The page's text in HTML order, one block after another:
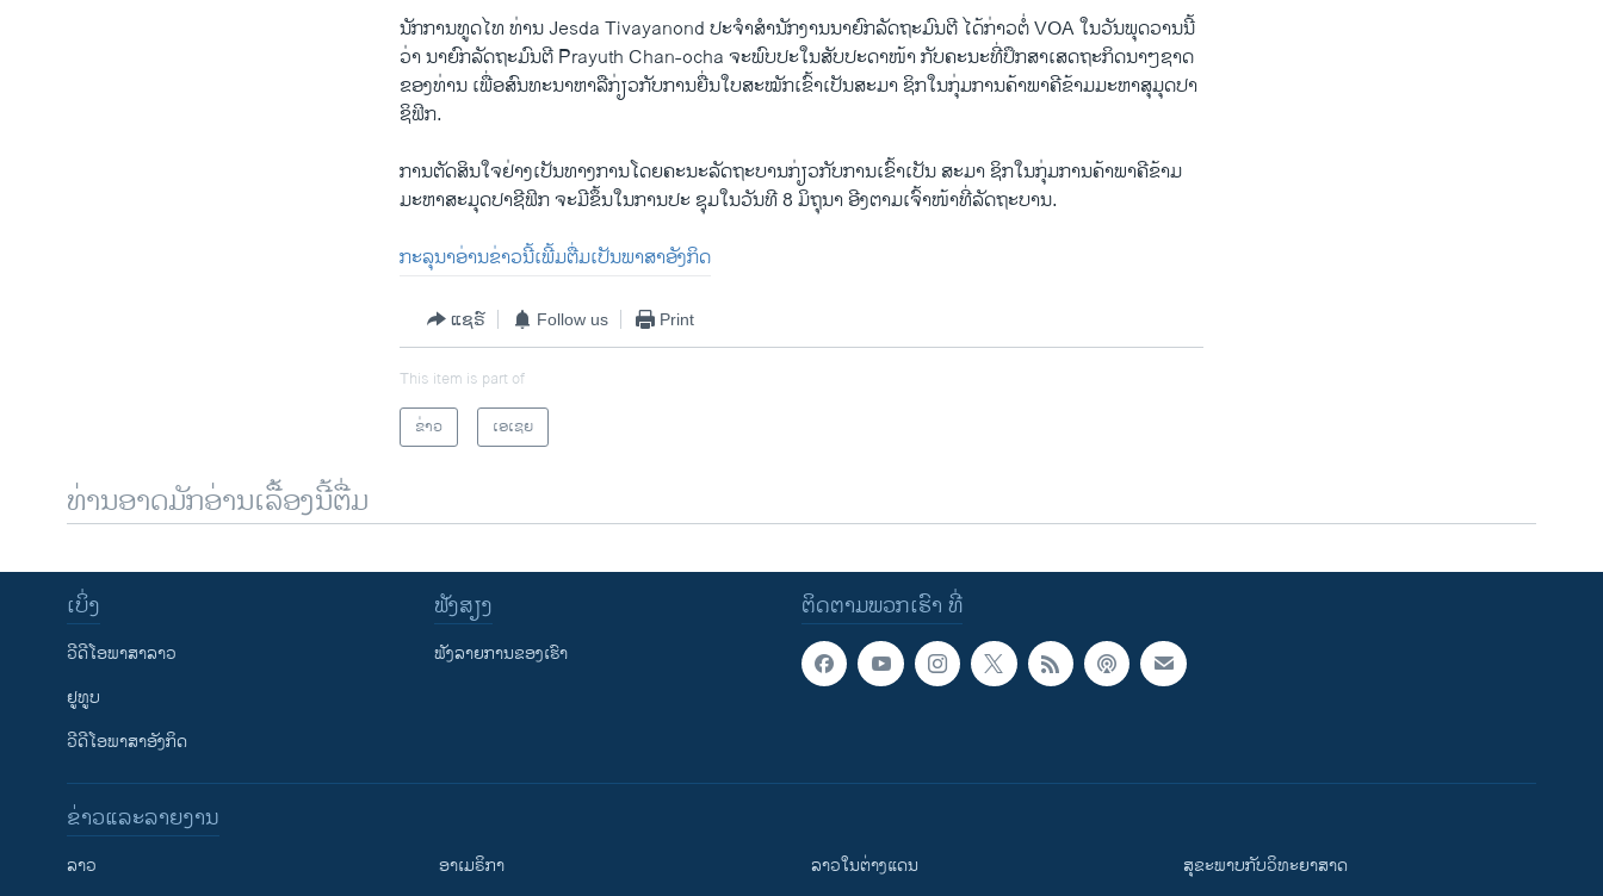
​ນັກການ​ທູດ​ໄທ ທ່ານ Jesda Tivayanond ປະຈຳ​ສຳນັກງານ​ນາຍົກລັດຖະມົນຕີ ​ໄດ້​ກ່າວ​ຕໍ່ VOA ​ໃນ​ວັນ​ພຸດ​ວານ​ນີ້
ວ່າ ນາຍົກລັດຖະມົນຕີ Prayuth Chan-ocha ຈະ​ພົບ​ປະ​ໃນ​ສັບປະດາ​ໜ້າ ກັບຄະນະ​ທີ່​ປຶກສາເສດຖະກິດນາໆ​ຊາດ
ຂອງ​ທ່ານ ​ເພື່ອ​ສົນທະນາ​ຫາລື​ກ່ຽວ​ກັບ​ການ​ຍື່ນ​ໃບ​ສະໝັກ​ເຂົ້າ​ເປັນ​ສະມາ ຊິກໃນ​ກຸ່ມ​ການ​ຄ້າ​ພາ​ຄີຂ້າມ​ມະຫາ​ສຸ​ມຸດປາ
ຊິ​ຟິກ.
ການ​ຕັດສິນ​ໃຈ​ຢ່າງ​ເປັນ​ທາງ​ການ​ໂດຍ​ຄະນະ​ລັດຖະບານ​ກ່ຽວ​ກັບ​ການ​ເຂົ້າ​ເປັນ ສະມາ ຊິກ​ໃນ​ກຸ່ມ​ການ​ຄ້າ​ພາຄີ​ຂ້າມ​
ມະຫາ​ສະມຸດ​ປາຊີ​ຟິກ ຈະ​ມີ​ຂຶ້ນ​ໃນ​ການ​ປະ ຊຸມ​ໃນ​ວັນ​ທີ 8 ມິຖຸນາ ອີງ​ຕາມເຈົ້າໜ້າ​ທີ່​ລັດຖະບານ.
ກະລຸນາ​ອ່ານ​ຂ່າວ​ນີ້​ເພີ້​ມຕື່ມ​ເປັນ​ພາສາ​ອັງກິດ
ແຊຣ໌ Follow us Print
This item is part of
ຂ່າວ
ເອເຊຍ
ທ່ານອາດມັກອ່ານເລື້ອງນີ້ຕື່ມ
ຕິດຕາມພວກເຮົາ ທີ່
ເບິ່ງ
ວີດີໂອພາສາລາວ
ຢູທູບ
ວີດີໂອພາສາອັງກິດ
ຟັງສຽງ
ຟັງລາຍການຂອງເຮົາ
ຂ່າວແລະລາຍງານ
ລາວ ອາເມຣິກາ ລາວໃນຕ່າງແດນ ສຸຂະພາບກັບວິທະຍາສາດ